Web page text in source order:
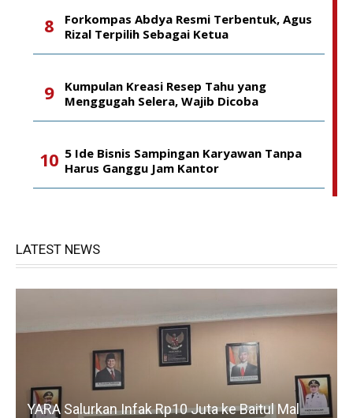
Forkompas Abdya Resmi Terbentuk, Agus
Rizal Terpilih Sebagai Ketua
Kumpulan Kreasi Resep Tahu yang
Menggugah Selera, Wajib Dicoba
5 Ide Bisnis Sampingan Karyawan Tanpa
Harus Ganggu Jam Kantor
LATEST NEWS
YARA Salurkan Infak Rp10 Juta ke Baitul Mal